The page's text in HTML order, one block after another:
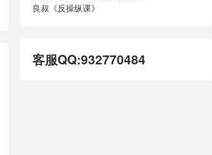
良叔《反操纵课》
客服QQ:932770484